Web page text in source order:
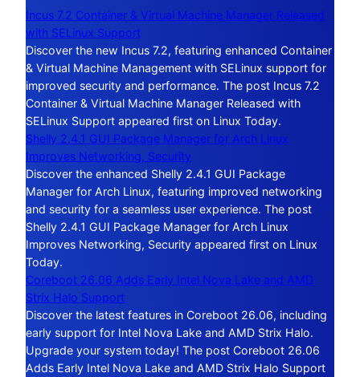
Incus 7.2 Container & Virtual Machine Manager Released
with SELinux Support
Discover the new Incus 7.2, featuring enhanced Container
& Virtual Machine Management with SELinux support for
improved security and performance. The post Incus 7.2
Container & Virtual Machine Manager Released with
SELinux Support appeared first on Linux Today.
Shelly 2.4.1 GUI Package Manager for Arch Linux
Improves Networking, Security
Discover the enhanced Shelly 2.4.1 GUI Package
Manager for Arch Linux, featuring improved networking
and security for a seamless user experience. The post
Shelly 2.4.1 GUI Package Manager for Arch Linux
Improves Networking, Security appeared first on Linux
Today.
Coreboot 26.06 Adds Early Intel Nova Lake and AMD
Strix Halo Support
Discover the latest features in Coreboot 26.06, including
early support for Intel Nova Lake and AMD Strix Halo.
Upgrade your system today! The post Coreboot 26.06
Adds Early Intel Nova Lake and AMD Strix Halo Support